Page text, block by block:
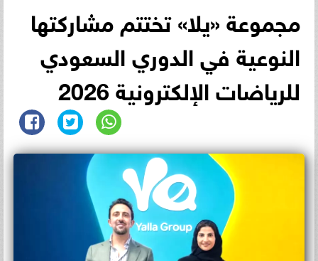
مجموعة «يلا» تختتم مشاركتها
النوعية في الدوري السعودي
للرياضات الإلكترونية 2026